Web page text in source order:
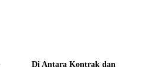
Di Antara Kontrak dan